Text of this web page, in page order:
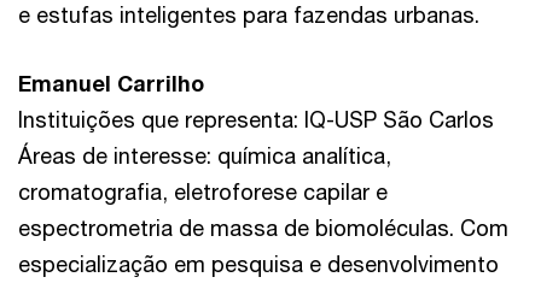
e estufas inteligentes para fazendas urbanas.
Emanuel Carrilho
Instituições que representa: IQ-USP São Carlos
Áreas de interesse: química analítica,
cromatografia, eletroforese capilar e
espectrometria de massa de biomoléculas. Com
especialização em pesquisa e desenvolvimento